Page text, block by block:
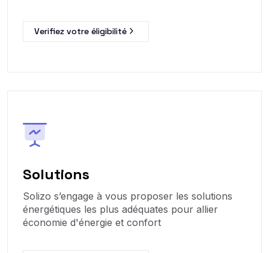
Verifiez votre éligibilité
Solutions
Solizo s’engage à vous proposer les solutions
énergétiques les plus adéquates pour allier
économie d'énergie et confort